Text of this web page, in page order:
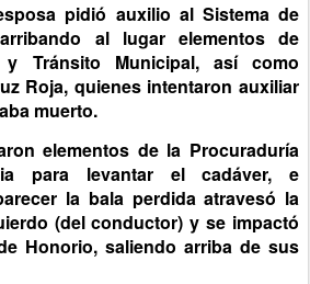
pidió auxilio al Sistema de
al lugar elementos de
y Tránsito Municipal, así como
Roja, quienes intentaron auxiliar
muerto.
elementos de la Procuraduría
para levantar el cadáver, e
la bala perdida atravesó la
(del conductor) y se impactó
Honorio, saliendo arriba de sus